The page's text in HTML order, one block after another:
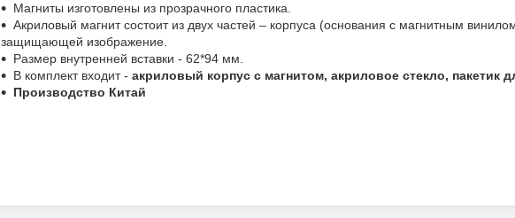
Магниты изготовлены из прозрачного пластика.
Акриловый магнит состоит из двух частей – корпуса (основания с магнитным
защищающей изображение.
Размер внутренней вставки - 62*94 мм.
В комплект входит - акриловый корпус с магнитом, акриловое стекло, пакетик
Производство Китай